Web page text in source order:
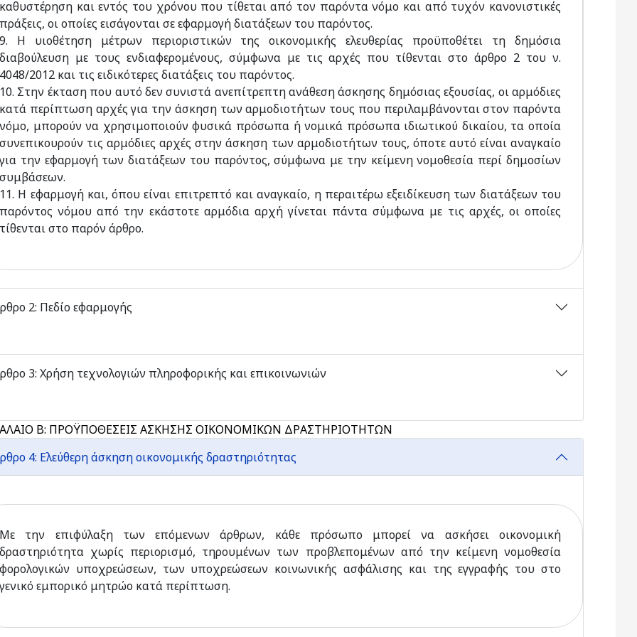
καθυστέρηση και εντός του χρόνου που τίθεται από τον παρόντα νόμο και από τυχόν κανονιστικές
πράξεις, οι οποίες εισάγονται σε εφαρμογή διατάξεων του παρόντος.
9. Η υιοθέτηση μέτρων περιοριστικών της οικονομικής ελευθερίας προϋποθέτει τη δημόσια
διαβούλευση με τους ενδιαφερομένους, σύμφωνα με τις αρχές που τίθενται στο άρθρο 2 του ν.
4048/2012 και τις ειδικότερες διατάξεις του παρόντος.
10. Στην έκταση που αυτό δεν συνιστά ανεπίτρεπτη ανάθεση άσκησης δημόσιας εξουσίας, οι αρμόδιες
κατά περίπτωση αρχές για την άσκηση των αρμοδιοτήτων τους που περιλαμβάνονται στον παρόντα
νόμο, μπορούν να χρησιμοποιούν φυσικά πρόσωπα ή νομικά πρόσωπα ιδιωτικού δικαίου, τα οποία
συνεπικουρούν τις αρμόδιες αρχές στην άσκηση των αρμοδιοτήτων τους, όποτε αυτό είναι αναγκαίο
για την εφαρμογή των διατάξεων του παρόντος, σύμφωνα με την κείμενη νομοθεσία περί δημοσίων
συμβάσεων.
11. Η εφαρμογή και, όπου είναι επιτρεπτό και αναγκαίο, η περαιτέρω εξειδίκευση των διατάξεων του
παρόντος νόμου από την εκάστοτε αρμόδια αρχή γίνεται πάντα σύμφωνα με τις αρχές, οι οποίες
τίθενται στο παρόν άρθρο.
2: Πεδίο εφαρμογής
3: Χρήση τεχνολογιών πληροφορικής και επικοινωνιών
Β: ΠΡΟΫΠΟΘΕΣΕΙΣ ΑΣΚΗΣΗΣ ΟΙΚΟΝΟΜΙΚΩΝ ΔΡΑΣΤΗΡΙΟΤΗΤΩΝ
4: Ελεύθερη άσκηση οικονομικής δραστηριότητας
Με την επιφύλαξη των επόμενων άρθρων, κάθε πρόσωπο μπορεί να ασκήσει οικονομική
δραστηριότητα χωρίς περιορισμό, τηρουμένων των προβλεπομένων από την κείμενη νομοθεσία
φορολογικών υποχρεώσεων, των υποχρεώσεων κοινωνικής ασφάλισης και της εγγραφής του στο
γενικό εμπορικό μητρώο κατά περίπτωση.